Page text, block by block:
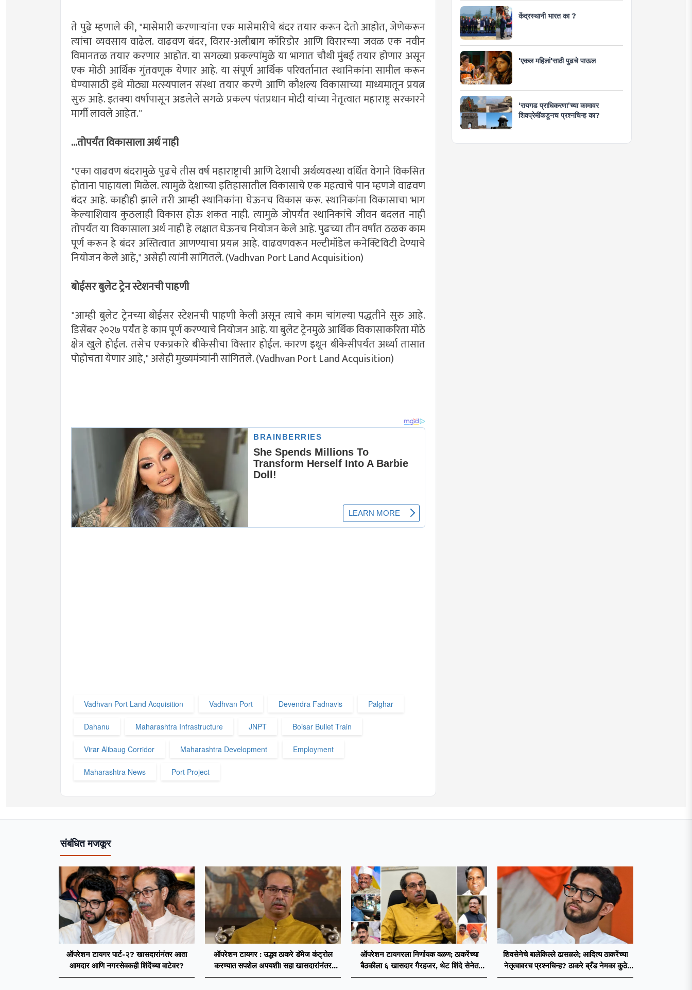
ते पुढे म्हणाले की, "मासेमारी करणाऱ्यांना एक मासेमारीचे बंदर तयार करून देतो आहोत, जेणेकरून
त्यांचा व्यवसाय वाढेल. वाढवण बंदर, विरार-अलीबाग कॉरिडोर आणि विरारच्या जवळ एक नवीन
विमानतळ तयार करणार आहोत. या सगळ्या प्रकल्पांमुळे या भागात चौथी मुंबई तयार होणार असून
एक मोठी आर्थिक गुंतवणूक येणार आहे. या संपूर्ण आर्थिक परिवर्तानात स्थानिकांना सामील करून
घेण्यासाठी इथे मोठ्या मत्स्यपालन संस्था तयार करणे आणि कौशल्य विकासाच्या माध्यमातून प्रयत्न
सुरु आहे. इतक्या वर्षांपासून अडलेले सगळे प्रकल्प पंतप्रधान मोदी यांच्या नेतृत्वात महाराष्ट्र सरकारने
मार्गी लावले आहेत."
...तोपर्यंत विकासाला अर्थ नाही
"एका वाढवण बंदरामुळे पुढचे तीस वर्ष महाराष्ट्राची आणि देशाची अर्थव्यवस्था वर्धित वेगाने विकसित
होताना पाहायला मिळेल. त्यामुळे देशाच्या इतिहासातील विकासाचे एक महत्वाचे पान म्हणजे वाढवण
बंदर आहे. काहीही झाले तरी आम्ही स्थानिकांना घेऊनच विकास करू. स्थानिकांना विकासाचा भाग
केल्याशिवाय कुठलाही विकास होऊ शकत नाही. त्यामुळे जोपर्यंत स्थानिकांचे जीवन बदलत नाही
तोपर्यंत या विकासाला अर्थ नाही हे लक्षात घेऊनच नियोजन केले आहे. पुढच्या तीन वर्षांत ठळक काम
पूर्ण करून हे बंदर अस्तित्वात आणण्याचा प्रयत्न आहे. वाढवणवरून मल्टीमॉडेल कनेक्टिविटी देण्याचे
नियोजन केले आहे," असेही त्यांनी सांगितले. (Vadhvan Port Land Acquisition)
बोईसर बुलेट ट्रेन स्टेशनची पाहणी
"आम्ही बुलेट ट्रेनच्या बोईसर स्टेशनची पाहणी केली असून त्याचे काम चांगल्या पद्धतीने सुरु आहे.
डिसेंबर २०२७ पर्यंत हे काम पूर्ण करण्याचे नियोजन आहे. या बुलेट ट्रेनमुळे आर्थिक विकासाकरिता मोठे
क्षेत्र खुले होईल. तसेच एकप्रकारे बीकेसीचा विस्तार होईल. कारण इथून बीकेसीपर्यंत अर्ध्या तासात
पोहोचता येणार आहे," असेही मुख्यमंत्र्यांनी सांगितले. (Vadhvan Port Land Acquisition)
Vadhvan Port Land Acquisition Vadhvan Port Devendra Fadnavis Palghar
Dahanu Maharashtra Infrastructure JNPT Boisar Bullet Train
Virar Alibaug Corridor Maharashtra Development Employment
Maharashtra News Port Project
केंद्रस्थानी भारत का ?
'एकल महिलां'साठी पुढचे पाऊल
‘रायगड प्राधिकरणा’च्या कामावर
शिवप्रेमींकडूनच प्रश्नचिन्ह का?
संबंधित मजकूर
ऑपरेशन टायगर पार्ट-२? खासदारांनंतर आता
आमदार आणि नगरसेवकही शिंदेंच्या वाटेवर?
ऑपरेशन टायगर : उद्धव ठाकरे डॅमेज कंट्रोल
करण्यात सपशेल अपयशी! सहा खासदारांनंतर
आमदारांसह नगरसेवकही शिंदेंकडे जाण्याच्या चर्चा
ऑपरेशन टायगरला निर्णायक वळण; ठाकरेंच्या
बैठकीला ६ खासदार गैरहजर, थेट शिंदे सेनेत
विलीन होण्याचा प्रस्ताव?
शिवसेनेचे बालेकिल्ले ढासळले; आदित्य ठाकरेंच्या
नेतृत्वावरच प्रश्नचिन्ह? ठाकरे ब्रँड नेमका कुठे
चुकला?